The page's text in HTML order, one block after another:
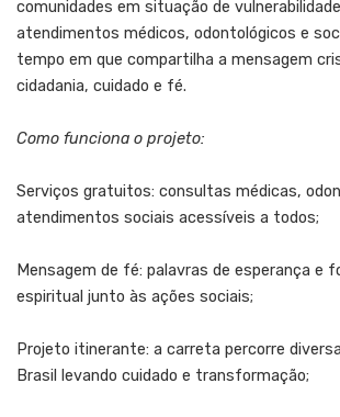
comunidades em situação de
atendimentos médicos, odontológicos e
tempo em que compartilha a mensagem
cidadania, cuidado e fé.
Como funciona o projeto:
Serviços gratuitos: consultas médicas,
atendimentos sociais acessíveis a todos;
Mensagem de fé: palavras de esperança e
espiritual junto às ações sociais;
Projeto itinerante: a carreta percorre
Brasil levando cuidado e transformação;